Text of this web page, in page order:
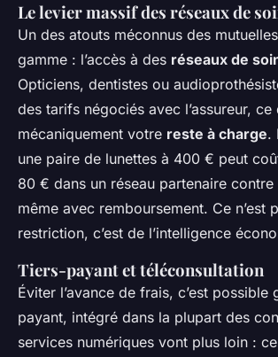
Le levier massif des réseaux de
Un des atouts méconnus des
gamme : l’accès à des réseaux de
Opticiens, dentistes ou
des tarifs négociés avec l’assureur,
mécaniquement votre reste à charge.
une paire de lunettes à 400 € peut
80 € dans un réseau partenaire
même avec remboursement. Ce n’est
restriction, c’est de l’intelligence
Tiers-payant et téléconsultation
Éviter l’avance de frais, c’est possible
payant, intégré dans la plupart des
services numériques vont plus loin :